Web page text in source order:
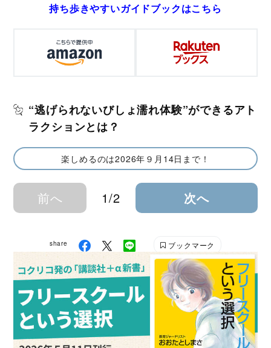
持ち歩きやすいガイドブックはこちら
“逃げられないびしょ濡れ体験”ができるアト
ラクションとは？
楽しめるのは2026年９月14日まで！
前へ 1/2 次へ
share ブックマーク